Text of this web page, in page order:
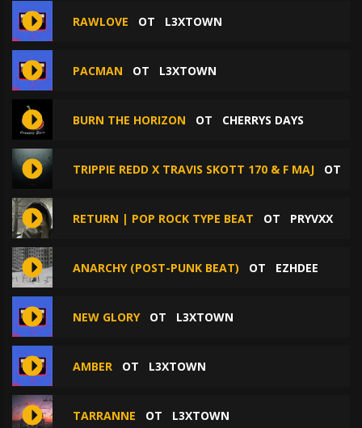
RAWLOVE ОТ L3XTOWN
PACMAN ОТ L3XTOWN
BURN THE HORIZON ОТ CHERRYS DAYS
TRIPPIE REDD X TRAVIS SKOTT 170 & F MAJ ОТ
RETURN | POP ROCK TYPE BEAT ОТ PRYVXX
ANARCHY (POST-PUNK BEAT) ОТ EZHDEE
NEW GLORYОТ L3XTOWN
AMBER ОТ L3XTOWN
TARRANNE ОТ L3XTOWN